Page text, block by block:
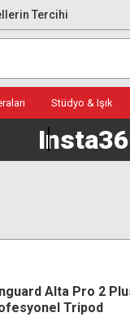
Tercihi
Stüdyo & Işık
Alta Pro 2
Tripod